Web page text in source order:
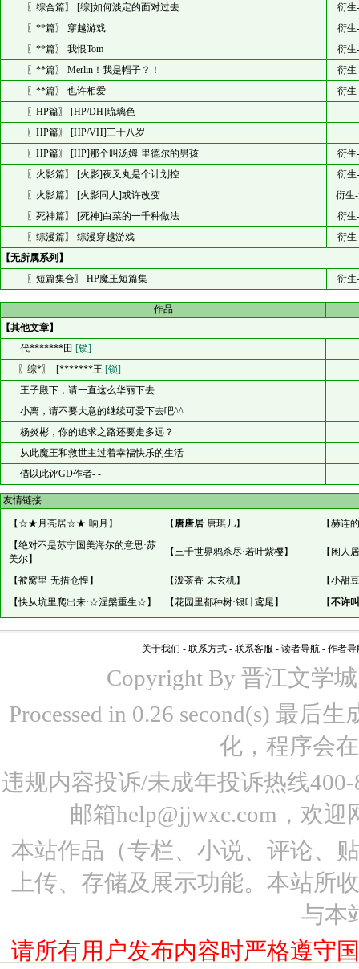
〖综合篇〗 [综]如何淡定的面对过去
衍生
〖**篇〗 穿越游戏
衍生
〖**篇〗 我恨Tom
衍生
〖**篇〗 Merlin！我是帽子？！
衍生
〖**篇〗 也许相爱
衍生
〖HP篇〗 [HP/DH]琉璃色
〖HP篇〗 [HP/VH]三十八岁
〖HP篇〗 [HP]那个叫汤姆·里德尔的男孩
衍生
〖火影篇〗 [火影]夜叉丸是个计划控
衍生
〖火影篇〗 [火影同人]或许改变
衍生
〖死神篇〗 [死神]白菜的一千种做法
衍生
〖综漫篇〗 综漫穿越游戏
衍生
【无所属系列】
〖短篇集合〗 HP魔王短篇集
衍生
作品
【其他文章】
代*******田 [锁]
〖综*〗 [*******王 [锁]
王子殿下，请一直这么华丽下去
小离，请不要大意的继续可爱下去吧^^
杨炎彬，你的追求之路还要走多远？
从此魔王和救世主过着幸福快乐的生活
借以此评GD作者- -
友情链接
【 ☆★月亮居☆★·响月 】 【 唐唐居·唐琪儿】 【赫连
【绝对不是苏宁国美海尔的意思·苏
美尔】
【三千世界鸦杀尽·若叶紫樱】 【闲人
【被窝里·无措仓惶 】 【泼茶香·未玄机】 【小甜
【快从坑里爬出来·☆涅槃重生☆ 】 【花园里都种树·银叶鸢尾】 【不许
关于我们 - 联系方式 - 联系客服 - 读者导航 - 作者导
Copyright By 晋江文学
Processed in 0.26 second(s) 最后
化，程序会
违规内容投诉/未成年投诉热线
邮箱help@jjwxc.com，欢
本站作品（专栏、小说、评论、
上传、存储及展示功能。本站所
与本
请所有用户发布内容时严格遵守